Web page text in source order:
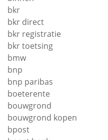
bkr
bkr direct
bkr registratie
bkr toetsing
bmw
bnp
bnp paribas
boeterente
bouwgrond
bouwgrond kopen
bpost